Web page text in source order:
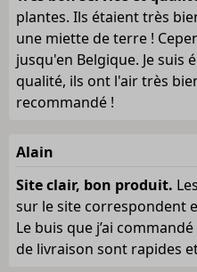
plantes. Ils étaient très
une miette de terre !
jusqu'en Belgique. Je suis
qualité, ils ont l'air très
recommandé !
Alain
Site clair, bon produit.
sur le site correspondent
Le buis que j’ai
de livraison sont rapides